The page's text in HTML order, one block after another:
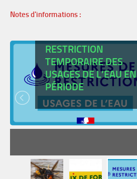
Notes d'informations :
RESTRICTION
TEMPORAIRE DES
USAGES DE L’EAU EN
PÉRIODE
READ MORE